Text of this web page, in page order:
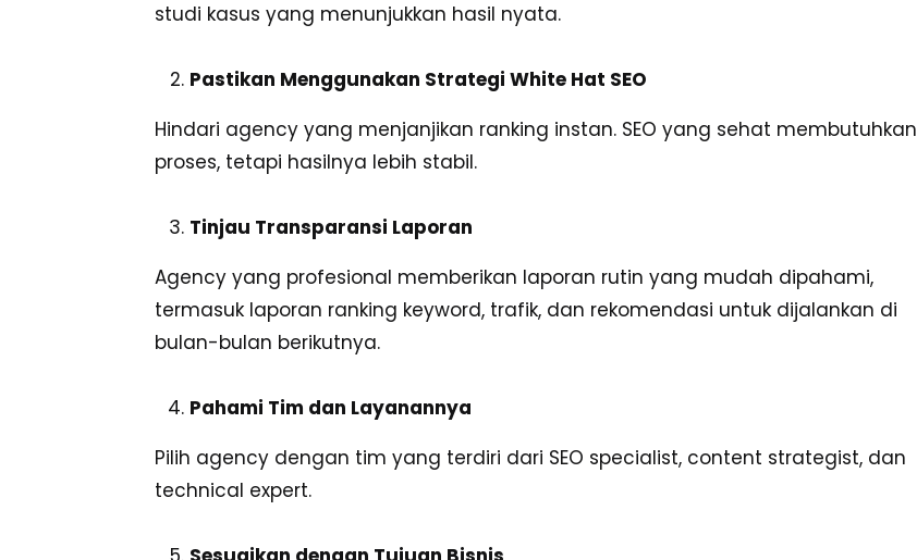
studi kasus yang menunjukkan hasil nyata.
Pastikan Menggunakan Strategi White Hat SEO
Hindari agency yang menjanjikan ranking instan. SEO yang sehat membutuhkan
proses, tetapi hasilnya lebih stabil.
Tinjau Transparansi Laporan
Agency yang profesional memberikan laporan rutin yang mudah dipahami,
termasuk laporan ranking keyword, trafik, dan rekomendasi untuk dijalankan di
bulan-bulan berikutnya.
Pahami Tim dan Layanannya
Pilih agency dengan tim yang terdiri dari SEO specialist, content strategist, dan
technical expert.